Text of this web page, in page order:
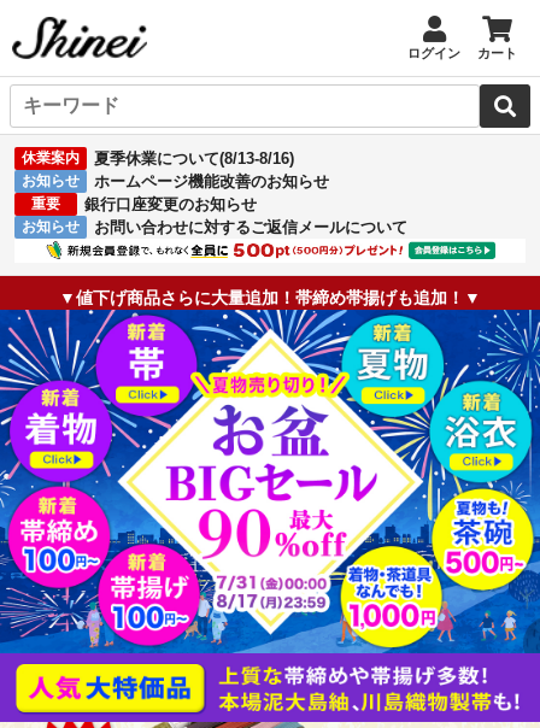
ログイン カート
休業案内 夏季休業について(8/13-8/16)
お知らせ ホームページ機能改善のお知らせ
重要 銀行口座変更のお知らせ
お知らせ お問い合わせに対するご返信メールについて
▼値下げ商品さらに大量追加！帯締め帯揚げも追加！▼